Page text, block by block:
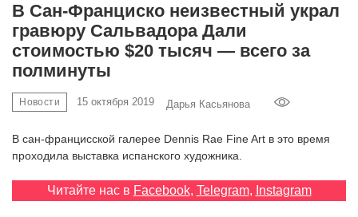
В Сан-Франциско неизвестный украл
гравюру Сальвадора Дали
стоимостью $20 тысяч — всего за
полминуты
Новости 15 октября 2019 Дарья Касьянова
В сан-францисской галерее Dennis Rae Fine Art в это время
проходила выставка испанского художника.
Читайте нас в Facebook, Telegram, Instagram